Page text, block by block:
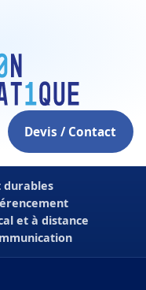
Devis / Contact
durables
et à distance